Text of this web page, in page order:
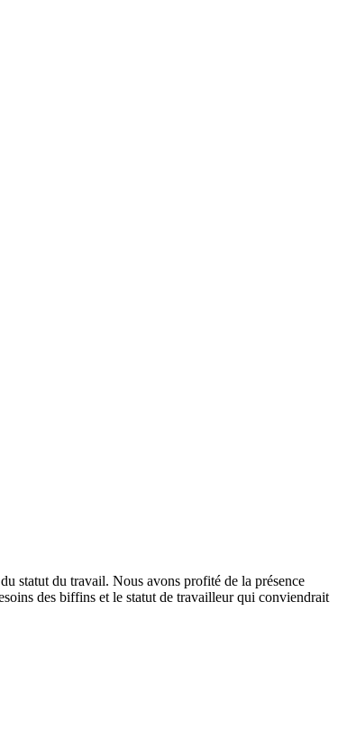
statut du travail. Nous avons profité de la présence
des biffins et le statut de travailleur qui conviendrait